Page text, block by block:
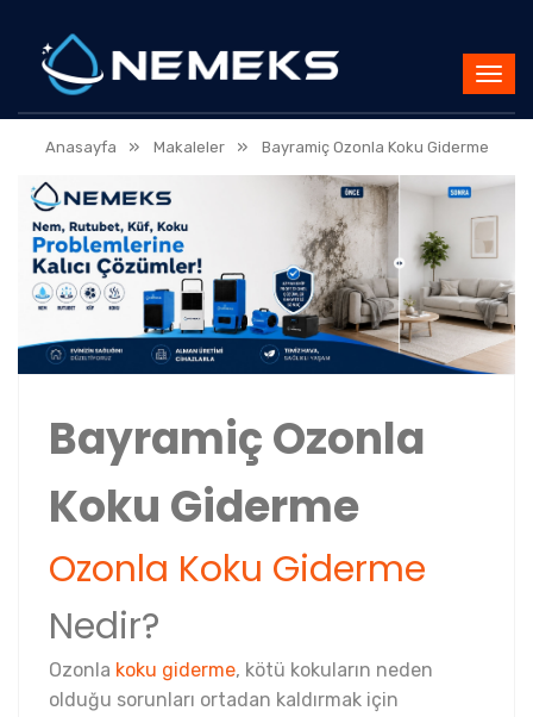
Anasayfa » Makaleler » Bayramiç Ozonla Koku Giderme
Bayramiç Ozonla
Koku Giderme
Ozonla Koku Giderme
Nedir?
Ozonla koku giderme, kötü kokuların neden
olduğu sorunları ortadan kaldırmak için